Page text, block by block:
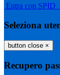
Entra con SPID
Seleziona
button close ×
Recupero